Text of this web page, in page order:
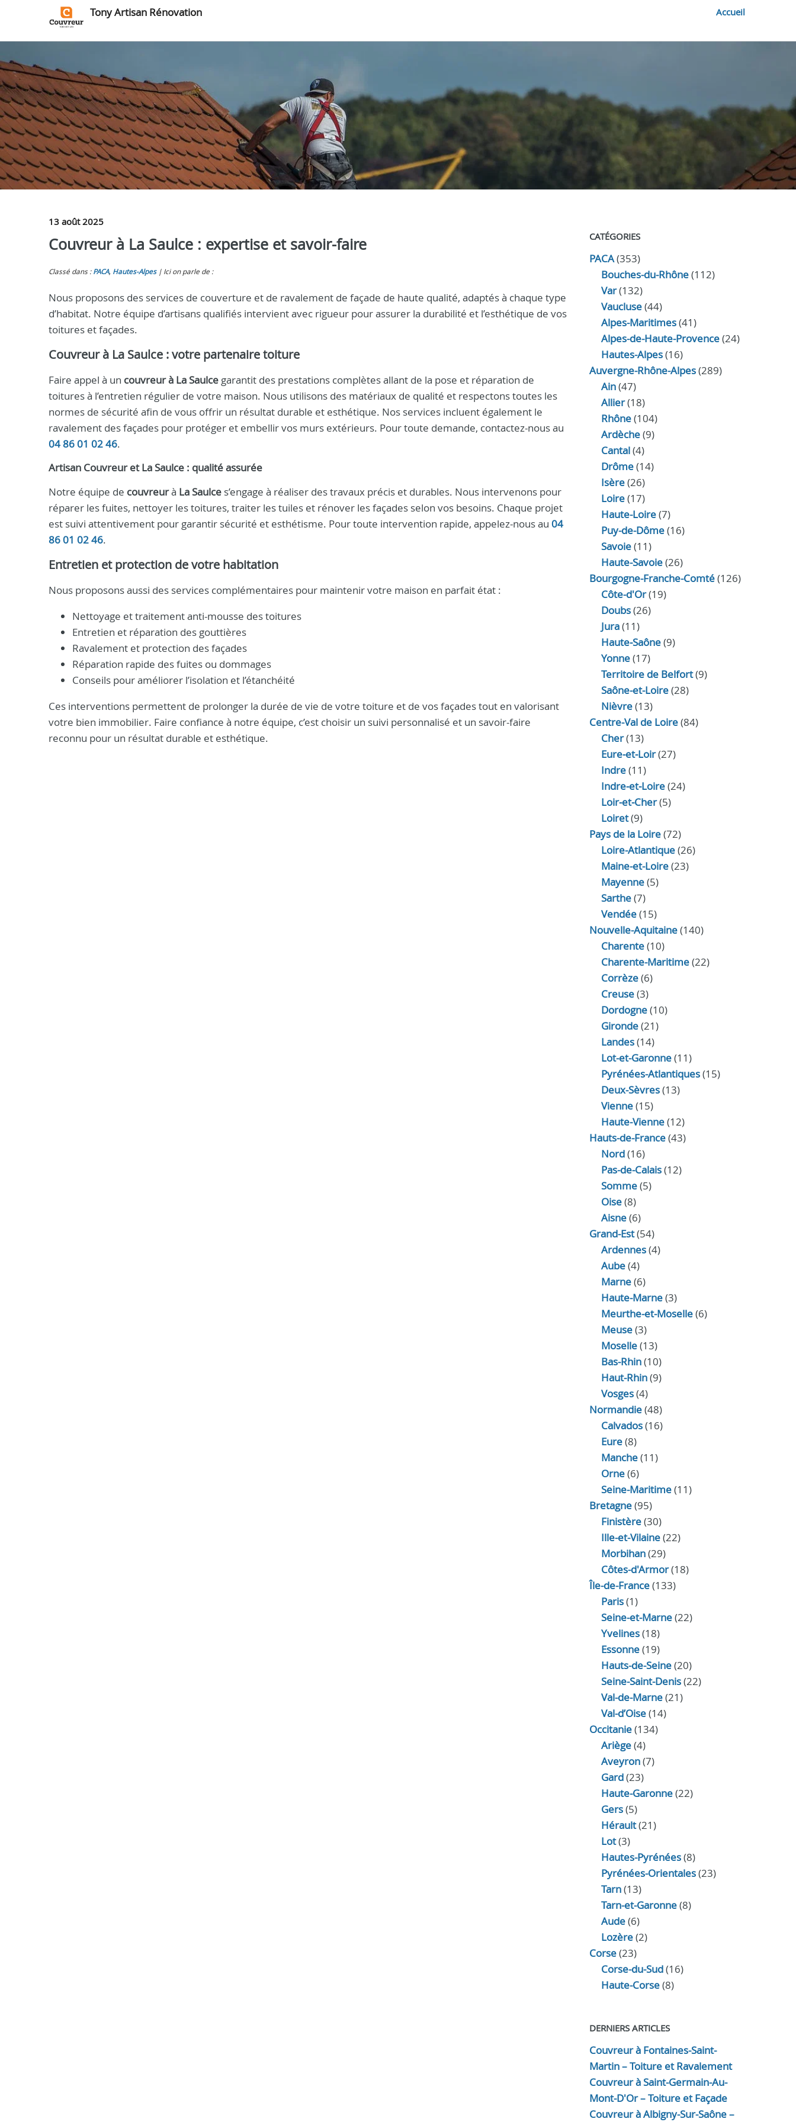
Tony Artisan Rénovation Accueil
13 août 2025
Couvreur à La Saulce : expertise et savoir-faire
Classé dans : PACA, Hautes-Alpes Ici on parle de :
Nous proposons des services de couverture et de ravalement de façade de haute qualité, adaptés à chaque type
d’habitat. Notre équipe d’artisans qualifiés intervient avec rigueur pour assurer la durabilité et l’esthétique de vos
toitures et façades.
Couvreur à La Saulce : votre partenaire toiture
Faire appel à un couvreur à La Saulce garantit des prestations complètes allant de la pose et réparation de
toitures à l’entretien régulier de votre maison. Nous utilisons des matériaux de qualité et respectons toutes les
normes de sécurité afin de vous offrir un résultat durable et esthétique. Nos services incluent également le
ravalement des façades pour protéger et embellir vos murs extérieurs. Pour toute demande, contactez-nous au
04 86 01 02 46.
Artisan Couvreur et La Saulce : qualité assurée
Notre équipe de couvreurà La Saulce s’engage à réaliser des travaux précis et durables. Nous intervenons pour
réparer les fuites, nettoyer les toitures, traiter les tuiles et rénover les façades selon vos besoins. Chaque projet
est suivi attentivement pour garantir sécurité et esthétisme. Pour toute intervention rapide, appelez-nous au 04
86 01 02 46.
Entretien et protection de votre habitation
Nous proposons aussi des services complémentaires pour maintenir votre maison en parfait état :
Nettoyage et traitement anti-mousse des toitures
Entretien et réparation des gouttières
Ravalement et protection des façades
Réparation rapide des fuites ou dommages
Conseils pour améliorer l’isolation et l’étanchéité
Ces interventions permettent de prolonger la durée de vie de votre toiture et de vos façades tout en valorisant
votre bien immobilier. Faire confiance à notre équipe, c’est choisir un suivi personnalisé et un savoir-faire
reconnu pour un résultat durable et esthétique.
CATÉGORIES
PACA(353)
Bouches-du-Rhône(112)
Var(132)
Vaucluse(44)
Alpes-Maritimes(41)
Alpes-de-Haute-Provence(24)
Hautes-Alpes(16)
Auvergne-Rhône-Alpes(289)
Ain(47)
Allier(18)
Rhône(104)
Ardèche(9)
Cantal(4)
Drôme(14)
Isère(26)
Loire(17)
Haute-Loire(7)
Puy-de-Dôme(16)
Savoie(11)
Haute-Savoie(26)
Bourgogne-Franche-Comté(126)
Côte-d'Or(19)
Doubs(26)
Jura(11)
Haute‑Saône(9)
Yonne(17)
Territoire de Belfort(9)
Saône-et-Loire(28)
Nièvre(13)
Centre-Val de Loire(84)
Cher(13)
Eure‑et‑Loir(27)
Indre(11)
Indre‑et‑Loire(24)
Loir‑et‑Cher(5)
Loiret(9)
Pays de la Loire(72)
Loire-Atlantique(26)
Maine-et-Loire(23)
Mayenne(5)
Sarthe(7)
Vendée(15)
Nouvelle-Aquitaine(140)
Charente(10)
Charente-Maritime(22)
Corrèze(6)
Creuse(3)
Dordogne(10)
Gironde(21)
Landes(14)
Lot-et-Garonne(11)
Pyrénées-Atlantiques(15)
Deux-Sèvres(13)
Vienne(15)
Haute-Vienne(12)
Hauts-de-France(43)
Nord(16)
Pas-de-Calais(12)
Somme(5)
Oise(8)
Aisne(6)
Grand-Est(54)
Ardennes(4)
Aube(4)
Marne(6)
Haute-Marne(3)
Meurthe-et-Moselle(6)
Meuse(3)
Moselle(13)
Bas-Rhin(10)
Haut-Rhin(9)
Vosges(4)
Normandie(48)
Calvados(16)
Eure(8)
Manche(11)
Orne(6)
Seine-Maritime(11)
Bretagne(95)
Finistère(30)
Ille-et-Vilaine(22)
Morbihan(29)
Côtes-d'Armor(18)
Île-de-France(133)
Paris(1)
Seine-et-Marne(22)
Yvelines(18)
Essonne(19)
Hauts-de-Seine(20)
Seine-Saint-Denis(22)
Val-de-Marne(21)
Val-d’Oise(14)
Occitanie(134)
Ariège(4)
Aveyron(7)
Gard(23)
Haute-Garonne(22)
Gers(5)
Hérault(21)
Lot(3)
Hautes-Pyrénées(8)
Pyrénées-Orientales(23)
Tarn(13)
Tarn-et-Garonne(8)
Aude(6)
Lozère(2)
Corse(23)
Corse-du-Sud(16)
Haute-Corse(8)
DERNIERS ARTICLES
Couvreur à Fontaines-Saint-
Martin – Toiture et Ravalement
Couvreur à Saint-Germain-Au-
Mont-D'Or – Toiture et Façade
Couvreur à Albigny-Sur-Saône –